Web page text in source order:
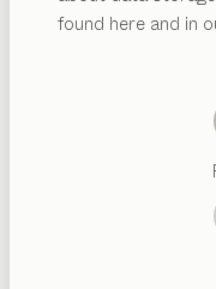
found here and in
Kategorien
ÜBER
Mergentheimerstraße